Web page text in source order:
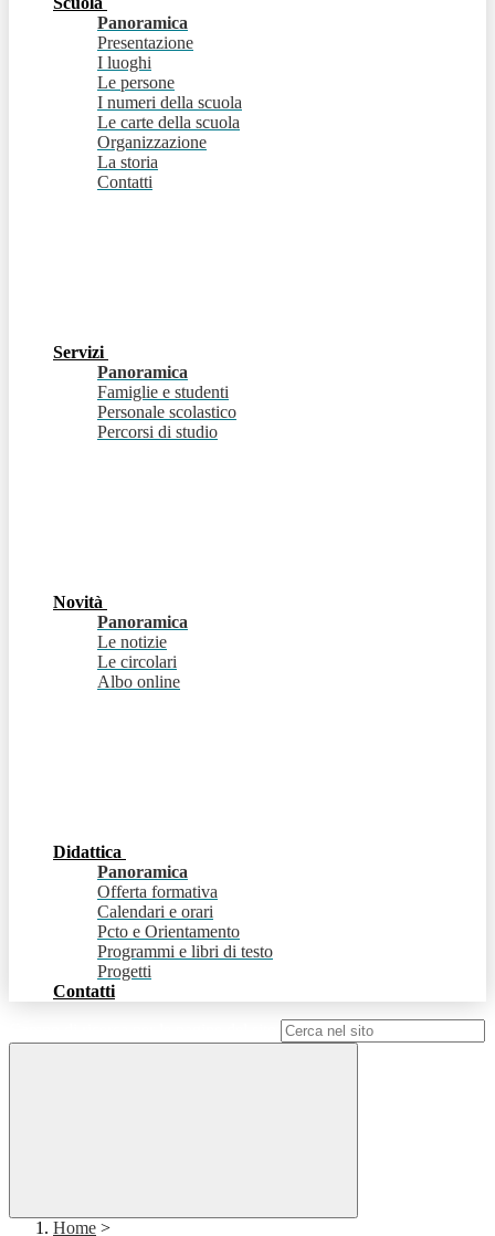
Panoramica
Presentazione
I luoghi
Le persone
I numeri della scuola
Le carte della scuola
Organizzazione
La storia
Contatti
Servizi
Panoramica
Famiglie e studenti
Personale scolastico
Percorsi di studio
Novità
Panoramica
Le notizie
Le circolari
Albo online
Didattica
Panoramica
Offerta formativa
Calendari e orari
Pcto e Orientamento
Programmi e libri di testo
Progetti
Contatti
Home >